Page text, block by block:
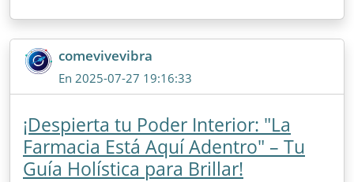
comevivevibra
En 2025-07-27 19:16:33
¡Despierta tu Poder Interior: "La
Farmacia Está Aquí Adentro" – Tu
Guía Holística para Brillar!